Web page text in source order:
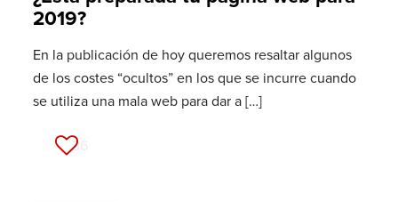
2019?
En la publicación de hoy queremos resaltar algunos
de los costes “ocultos” en los que se incurre cuando
se utiliza una mala web para dar a[…]
36